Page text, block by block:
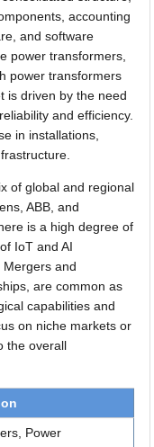
accounting
and software
power transformers,
power transformers
is driven by the need
and efficiency.
in installations,
of global and regional
ABB, and
is a high degree of
IoT and AI
and
are common as
capabilities and
on niche markets or
the overall
Power